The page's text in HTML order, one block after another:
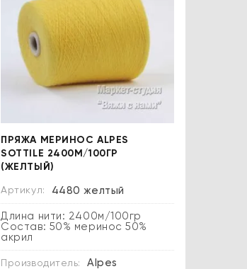
ПРЯЖА МЕРИНОС ALPES
SOTTILE 2400М/100ГР
(ЖЕЛТЫЙ)
Артикул: 4480 желтый
Длина нити: 2400м/100гр
Состав: 50% меринос 50%
акрил
Производитель: Alpes